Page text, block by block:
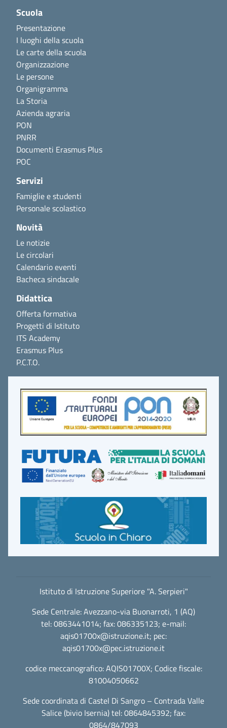
Scuola
Presentazione
I luoghi della scuola
Le carte della scuola
Organizzazione
Le persone
Organigramma
La Storia
Azienda agraria
PON
PNRR
Documenti Erasmus Plus
POC
Servizi
Famiglie e studenti
Personale scolastico
Novità
Le notizie
Le circolari
Calendario eventi
Bacheca sindacale
Didattica
Offerta formativa
Progetti di Istituto
ITS Academy
Erasmus Plus
P.C.T.O.
Istituto di Istruzione Superiore "A. Serpieri"
Sede Centrale: Avezzano-via Buonarroti, 1 (AQ)
tel: 0863441014; fax: 086335123; e-mail:
aqis01700x@istruzione.it; pec:
aqis01700x@pec.istruzione.it
codice meccanografico: AQIS01700X; Codice fiscale:
81004050662
Sede coordinata di Castel Di Sangro – Contrada Valle
Salice (bivio Isernia) tel: 0864845392; fax:
0864/847093